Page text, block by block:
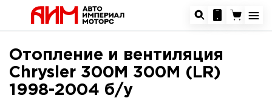
Отопление и вентиляция
Chrysler 300M 300M (LR)
1998-2004 б/у